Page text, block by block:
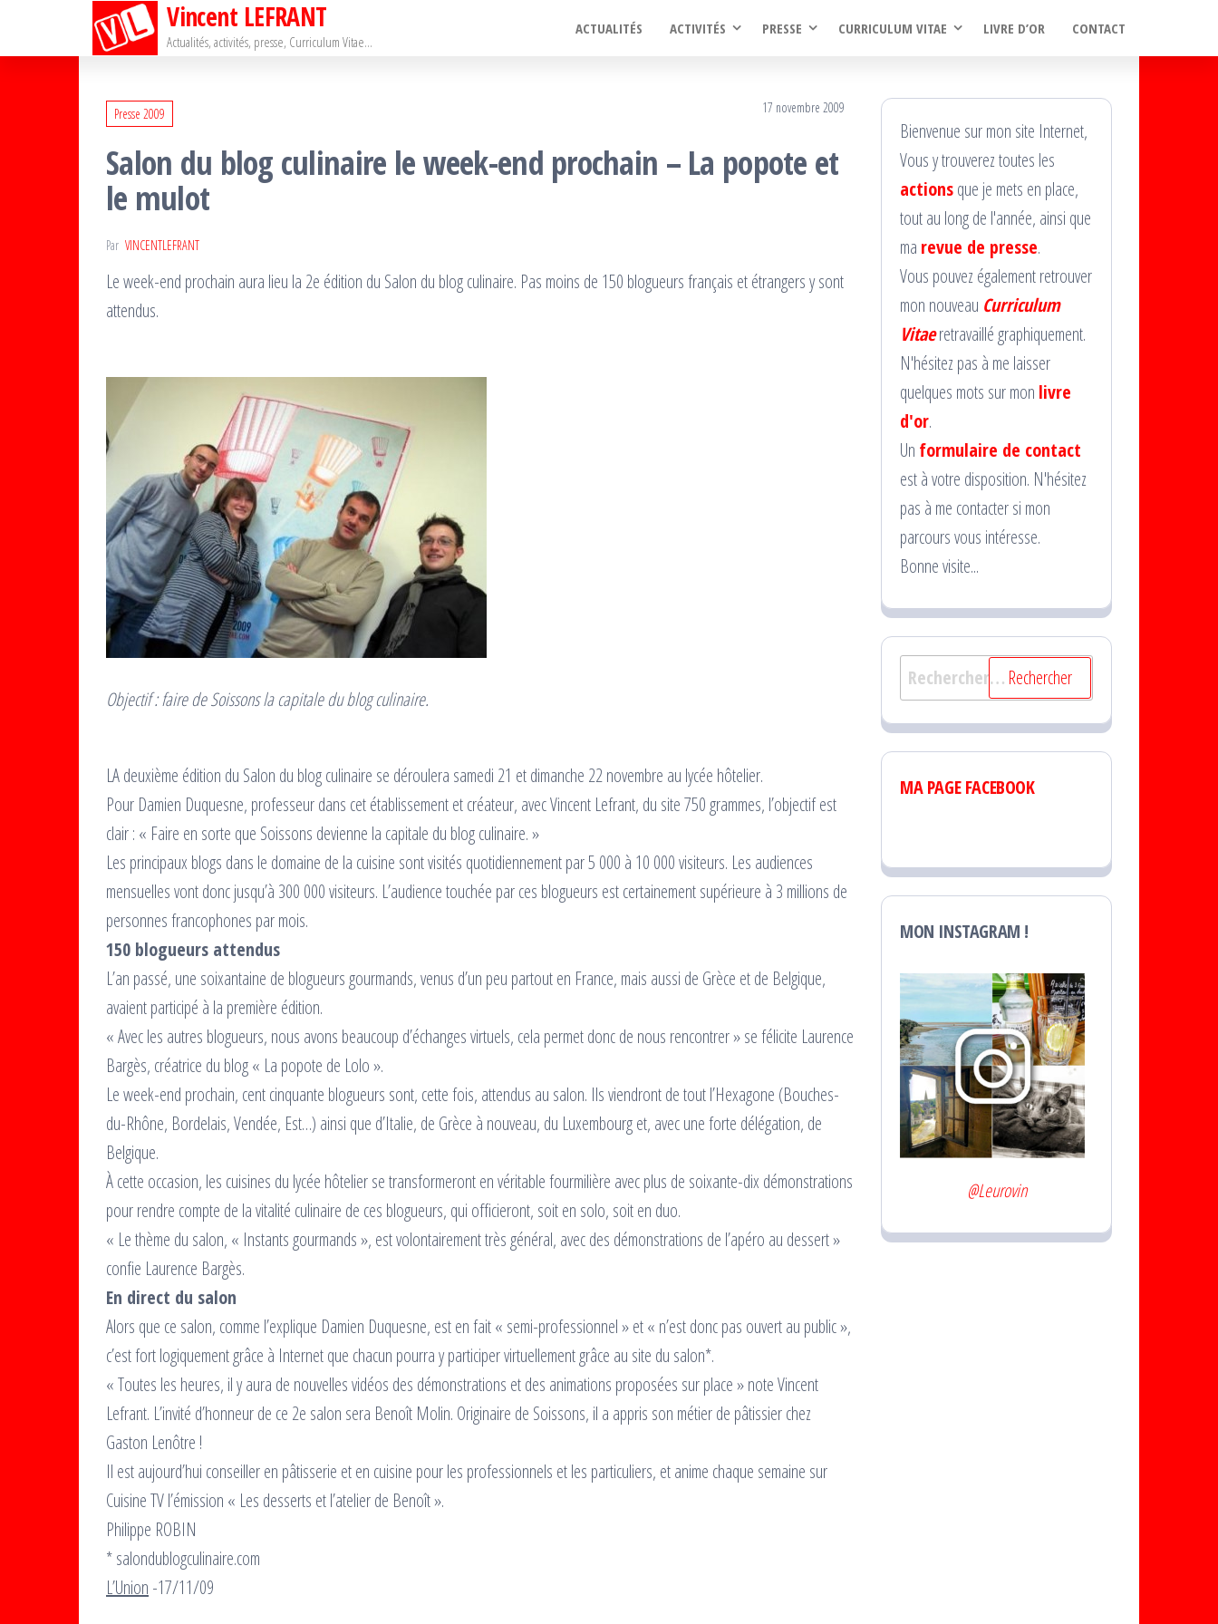
Vincent LEFRANT
Actualités, activités, presse, Curriculum Vitae…
ACTUALITÉS ACTIVITÉS PRESSE CURRICULUM VITAE LIVRE D’OR CONTACT
Presse 2009 17 novembre 2009
Salon du blog culinaire le week-end prochain – La popote et
le mulot
Par VINCENTLEFRANT
Le week-end prochain aura lieu la 2e édition du Salon du blog culinaire. Pas moins de 150 blogueurs français et étrangers y sont
attendus.
Objectif : faire de Soissons la capitale du blog culinaire.
LA deuxième édition du Salon du blog culinaire se déroulera samedi 21 et dimanche 22 novembre au lycée hôtelier.
Pour Damien Duquesne, professeur dans cet établissement et créateur, avec Vincent Lefrant, du site 750 grammes, l’objectif est
clair : « Faire en sorte que Soissons devienne la capitale du blog culinaire. »
Les principaux blogs dans le domaine de la cuisine sont visités quotidiennement par 5 000 à 10 000 visiteurs. Les audiences
mensuelles vont donc jusqu’à 300 000 visiteurs. L’audience touchée par ces blogueurs est certainement supérieure à 3 millions de
personnes francophones par mois.
150 blogueurs attendus
L’an passé, une soixantaine de blogueurs gourmands, venus d’un peu partout en France, mais aussi de Grèce et de Belgique,
avaient participé à la première édition.
« Avec les autres blogueurs, nous avons beaucoup d’échanges virtuels, cela permet donc de nous rencontrer » se félicite Laurence
Bargès, créatrice du blog « La popote de Lolo ».
Le week-end prochain, cent cinquante blogueurs sont, cette fois, attendus au salon. Ils viendront de tout l’Hexagone (Bouches-
du-Rhône, Bordelais, Vendée, Est…) ainsi que d’Italie, de Grèce à nouveau, du Luxembourg et, avec une forte délégation, de
Belgique.
À cette occasion, les cuisines du lycée hôtelier se transformeront en véritable fourmilière avec plus de soixante-dix démonstrations
pour rendre compte de la vitalité culinaire de ces blogueurs, qui officieront, soit en solo, soit en duo.
« Le thème du salon, « Instants gourmands », est volontairement très général, avec des démonstrations de l’apéro au dessert »
confie Laurence Bargès.
En direct du salon
Alors que ce salon, comme l’explique Damien Duquesne, est en fait « semi-professionnel » et « n’est donc pas ouvert au public »,
c’est fort logiquement grâce à Internet que chacun pourra y participer virtuellement grâce au site du salon*.
« Toutes les heures, il y aura de nouvelles vidéos des démonstrations et des animations proposées sur place » note Vincent
Lefrant. L’invité d’honneur de ce 2e salon sera Benoît Molin. Originaire de Soissons, il a appris son métier de pâtissier chez
Gaston Lenôtre !
Il est aujourd’hui conseiller en pâtisserie et en cuisine pour les professionnels et les particuliers, et anime chaque semaine sur
Cuisine TV l’émission « Les desserts et l’atelier de Benoît ».
Philippe ROBIN
* salondublogculinaire.com
L’Union -17/11/09
Bienvenue sur mon site Internet,
Vous y trouverez toutes les
actionsque je mets en place,
tout au long de l'année, ainsi que
ma revue de presse.
Vous pouvez également retrouver
mon nouveau Curriculum
Vitaeretravaillé graphiquement.
N'hésitez pas à me laisser
quelques mots sur mon livre
d'or.
Un formulaire de contact
est à votre disposition. N'hésitez
pas à me contacter si mon
parcours vous intéresse.
Bonne visite...
Rechercher :
MA PAGE FACEBOOK
MON INSTAGRAM !
@Leurovin